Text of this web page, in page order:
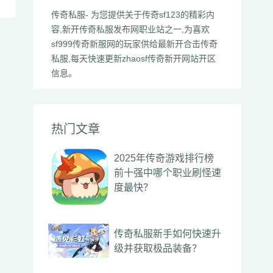
传奇私服- 为您提供关于传奇sf123的精彩内
容,新开传奇私服发布网职业站之一,为喜欢
sf999传奇新服网的玩家供给最新开合击传奇
私服,每天快速更新zhaosf传奇新开网站开区
信息。
热门文章
2025年传奇游戏排行榜
前十强中哪个职业刷怪速
度最快？
传奇私服新手如何快速升
级并获取极品装备？